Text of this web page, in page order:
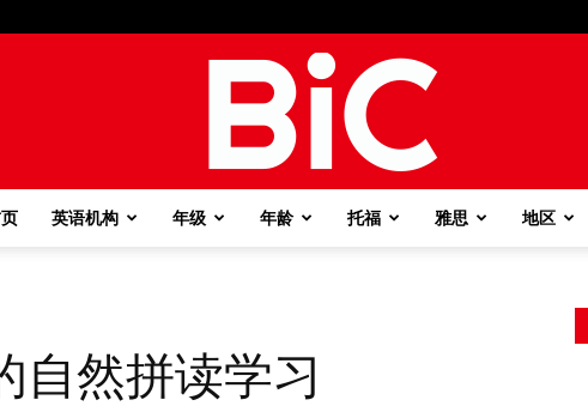
英语机构 年级 年龄 托福 雅思 地区
自然拼读学习